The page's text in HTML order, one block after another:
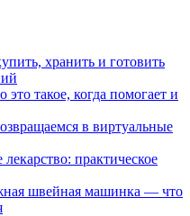
хранить и готовить
это такое, когда помогает и
в виртуальные
практическое
швейная машинка — что